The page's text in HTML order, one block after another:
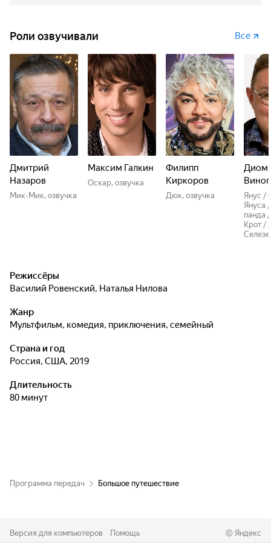
Роли озвучивали Все
Дмитрий
Назаров
Мик-Мик, озвучка
Максим Галкин
Оскар, озвучка
Филипп
Киркоров
Дюк, озвучка
Янус /
Януса
панда
Крот /
Режиссёры
Василий Ровенский, Наталья Нилова
Жанр
мультфильм, комедия, приключения, семейный
Страна и год
Россия, США, 2019
Длительность
80 минут
Программа передач Большое путешествие
Версия для компьютеров Помощь © Яндекс